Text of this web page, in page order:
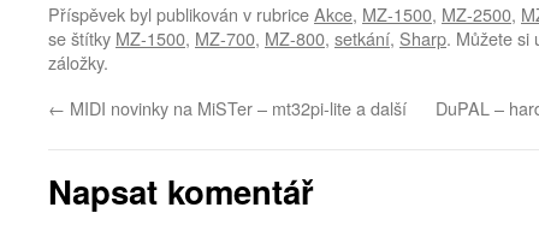
Příspěvek byl publikován v rubriceAkce, MZ-1500, MZ-2500,
se štítky MZ-1500, MZ-700, MZ-800, setkání, Sharp. Můžete si
záložky.
← MIDI novinky na MiSTer – mt32pi-lite a další DuPAL –
Napsat komentář